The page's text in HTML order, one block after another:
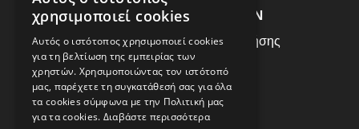
ΕΞΥΠΗΡΕΤΗΣΗ ΠΕΛΑΤΩΝ
Πολιτική Δεδομένων - Όροι Χρήσης
Πολιτική Επιστροφών
Όροι Χρήσης
ΩΡΑΡΙΟ ΛΕΙΤΟΥΡΓΙΑΣ
χρησιμοποιεί cookies
Αυτός ο ιστότοπος χρησιμοποιεί cookies
για τη βελτίωση της εμπειρίας των
χρηστών. Χρησιμοποιώντας τον ιστότοπό
μας, παρέχετε τη συγκατάθεσή σας για όλα
τα cookies σύμφωνα με την Πολιτική μας
για τα cookies. Διαβάστε περισσότερα